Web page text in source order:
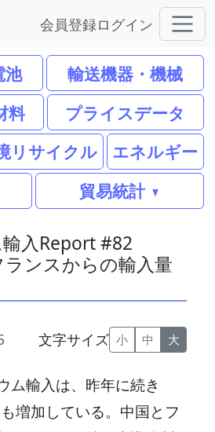
会員登録ログイン
池
輸送機器・機械
料
プライスデータ
リサイクル
エネルギー
貿易統計
入Report #82
ンスからの輸入量
文字サイズ 小 中 大
ム輸入は、昨年に続き
増加している。中国とフ